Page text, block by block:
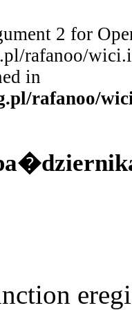
2 for
rafanoo/
in
rafanoo/